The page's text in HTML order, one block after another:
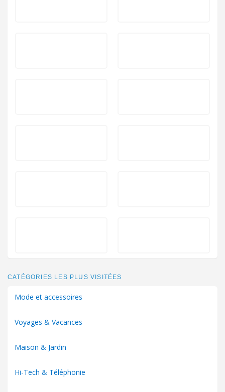
CATÉGORIES LES PLUS VISITÉES
Mode et accessoires
Voyages & Vacances
Maison & Jardin
Hi-Tech & Téléphonie